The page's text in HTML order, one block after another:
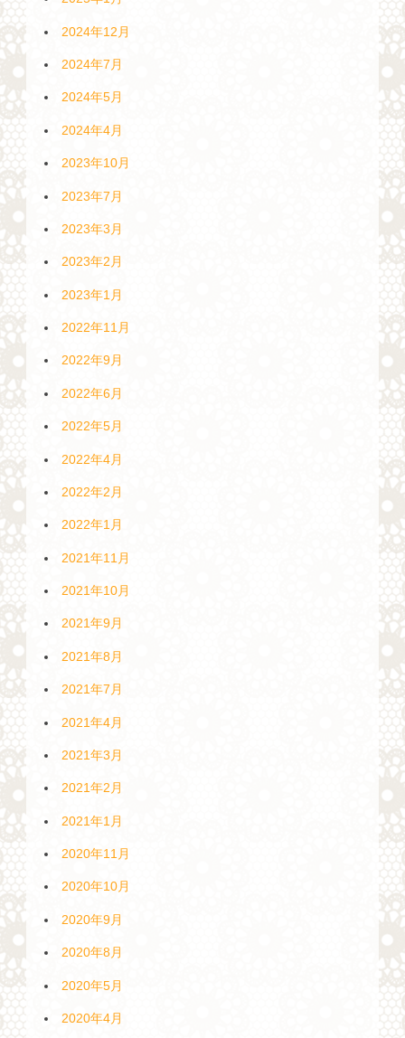
2024年12月
2024年7月
2024年5月
2024年4月
2023年10月
2023年7月
2023年3月
2023年2月
2023年1月
2022年11月
2022年9月
2022年6月
2022年5月
2022年4月
2022年2月
2022年1月
2021年11月
2021年10月
2021年9月
2021年8月
2021年7月
2021年4月
2021年3月
2021年2月
2021年1月
2020年11月
2020年10月
2020年9月
2020年8月
2020年5月
2020年4月